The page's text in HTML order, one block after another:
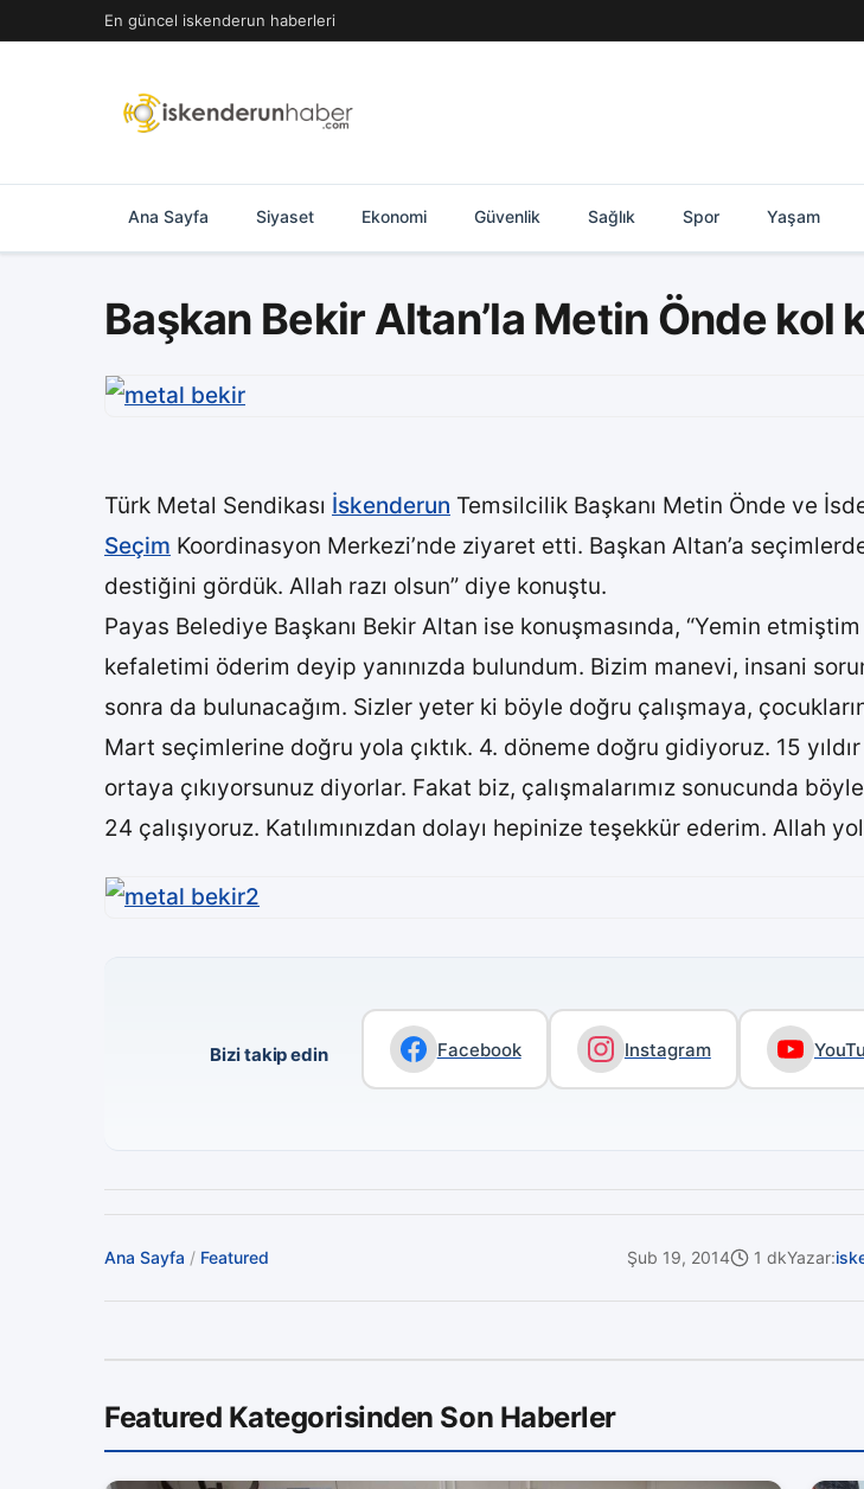
geç
En güncel iskenderun haberleri
Ana Sayfa Siyaset Ekonomi Güvenlik Sağlık Spor Yaşam
Başkan Bekir Altan’la Metin Önde kol
Türk Metal Sendikası İskenderun Temsilcilik Başkanı Metin Önde ve
Seçim Koordinasyon Merkezi’nde ziyaret etti. Başkan Altan’a
destiğini gördük. Allah razı olsun” diye konuştu.
Payas Belediye Başkanı Bekir Altan ise konuşmasında, “Yemin
kefaletimi öderim deyip yanınızda bulundum. Bizim manevi, insani
sonra da bulunacağım. Sizler yeter ki böyle doğru çalışmaya,
Mart seçimlerine doğru yola çıktık. 4. döneme doğru gidiyoruz. 15
ortaya çıkıyorsunuz diyorlar. Fakat biz, çalışmalarımız sonucunda
24 çalışıyoruz. Katılımınızdan dolayı hepinize teşekkür ederim. Allah
Bizi takip edin Facebook Instagram
Ana Sayfa / Featured Şub 19, 2014 1 dkYazar:
Featured Kategorisinden Son Haberler